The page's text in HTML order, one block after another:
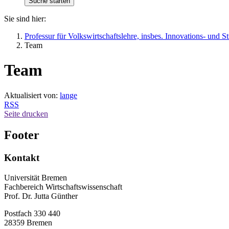
Sie sind hier:
Professur für Volkswirtschaftslehre, insbes. Innovations- und
Team
Team
Aktualisiert von: lange
RSS
Seite drucken
Footer
Kontakt
Universität Bremen
Fachbereich Wirtschaftswissenschaft
Prof. Dr. Jutta Günther
Postfach 330 440
28359 Bremen